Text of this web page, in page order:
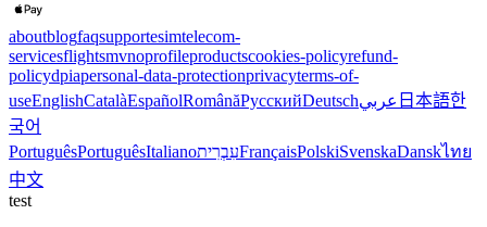
aboutblogfaqsupportesimtelecom-
servicesflightsmvnoprofileproductscookies-policyrefund-
policydpiapersonal-data-protectionprivacyterms-of-
useEnglishCatalàEspañolRomânăРусскийDeutschعربي 日本語한
국어
PortuguêsPortuguêsItalianoעִבְרִיתFrançaisPolskiSvenskaDanskไทย
中文
test